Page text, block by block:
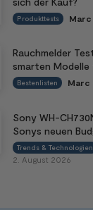
Produkttests Marc
Rauchmelder
smarten Modelle
Bestenlisten Marc
Sony WH-
Sonys neuen
Trends & Technologien
2. August 2026